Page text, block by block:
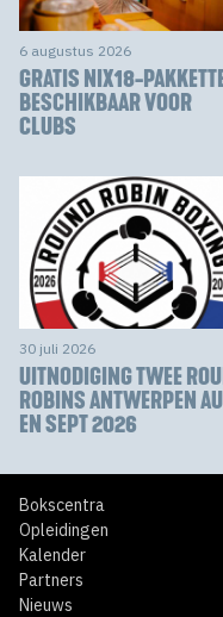
6 augustus 2026
GRATIS NIX18-
BESCHIKBAAR VOOR
CLUBS
30 juli 2026
UITNODIGING TWEE
ROBINS ANTWERPEN
EN SEPT 2026
Bokscentra
Opleidingen
Kalender
Partners
Nieuws